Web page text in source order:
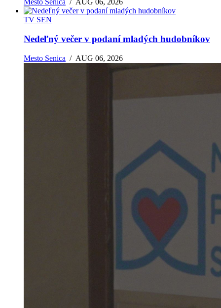
Mesto Senica / AUG 06, 2026
TV SEN
Nedeľný večer v podaní mladých hudobníkov
Mesto Senica /AUG 06, 2026